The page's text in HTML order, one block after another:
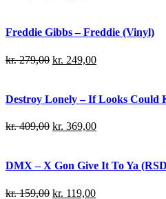
Freddie Gibbs – Freddie (Vinyl)
kr.279,00 kr. 249,00
Destroy Lonely – If Looks Could
kr.409,00 kr. 369,00
DMX – X Gon Give It To Ya
kr.159,00 kr. 119,00